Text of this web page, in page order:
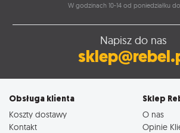
W godzinach 10-14 od poniedziałku
Napisz do nas
Obsługa klienta
Koszty dostawy
Kontakt
Sklep
O nas
Opinie